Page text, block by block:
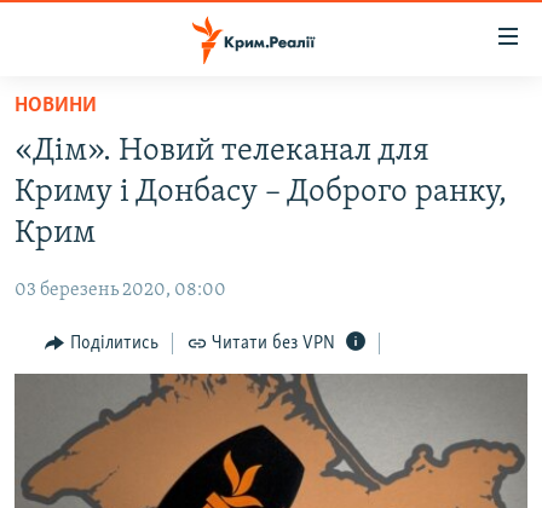
Перейти
основного
матеріалу
Перейти
до
основної
навігації
Перейти
до
ВОДА.КРИМ
ВІДЕО ТА ФОТО
БЛОГИ
ПОГЛЯД
ВСЕ ЗА ДЕНЬ
СПЕЦПРОЕКТИ
НОВИНИ
«Дім». Новий телеканал для
Криму і Донбасу – Доброго ранку,
Крим
03 березень 2020, 08:00
Поділитись Читати без VPN